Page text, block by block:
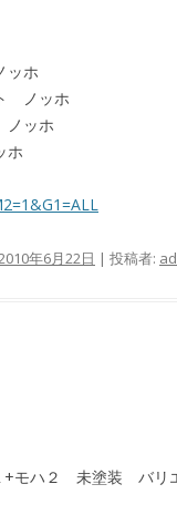
ッホ
ノッホ
ッホ
ホ
年6月22日 | 投稿者:
モハ２ 未塗装 バリ